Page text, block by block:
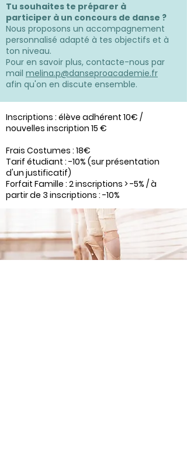
Tu souhaites te préparer à
participer à un concours de danse ?
Nous proposons un accompagnement
personnalisé adapté à tes objectifs et à
ton niveau.
Pour en savoir plus, contacte-nous par
mail melina.p@danseproacademie.fr
afin qu'on en discute ensemble.
Inscriptions : élève adhérent 10€ /
nouvelles inscription 15 €
Frais Costumes : 18€
Tarif étudiant : -10% (sur présentation
d'un justificatif)
Forfait Famille : 2 inscriptions > -5% / à
partir de 3 inscriptions : -10%